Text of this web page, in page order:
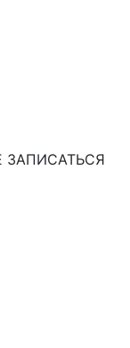
ЗАПИСАТЬСЯ